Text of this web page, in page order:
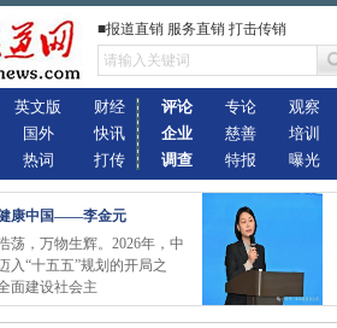
■报道直销 服务直销 打击传销
英文版
国外
热词
财经
快讯
打传
评论
企业
调查
专论
慈善
特报
观察
培训
曝光
康中国——李金元
荡，万物生辉。2026年，中
入“十五五”规划的开局之
面建设社会主